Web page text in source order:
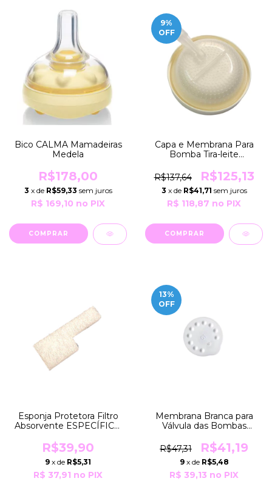
Bico CALMA Mamadeiras
Medela
R$178,00
3 x de R$59,33 sem juros
R$ 169,10 no PIX
9%
OFF
Capa e Membrana Para
Bomba Tira-leite
Medela
R$137,64 R$125,13
3 x de R$41,71 sem juros
R$ 118,87 no PIX
Esponja Protetora Filtro
Absorvente ESPECÍFICO
SWING Medela
R$39,90
9 x de R$5,31
R$ 37,91 no PIX
13%
OFF
Membrana Branca para
Válvula das Bombas
Hospitalares Medela
R$47,31 R$41,19
9 x de R$5,48
R$ 39,13 no PIX